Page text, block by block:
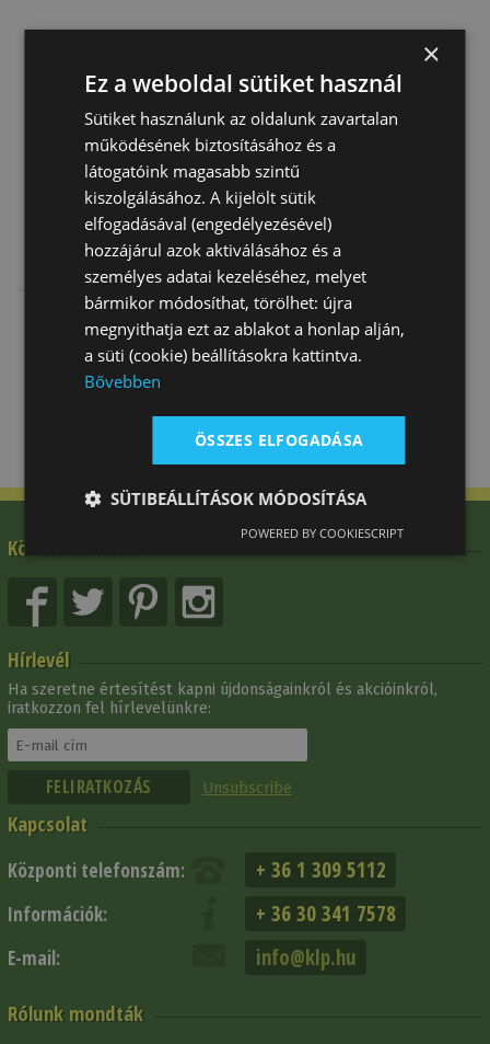
Kitűző Két
5 570 Ft
Kitűző
Díjszalag
Strasszal
3 420 Ft
Hajháló
Gyöngyökkel
4 240 Ft
Kövessen minket
Hírlevél
Ha szeretne értesítést kapni újdonságainkról és akcióinkról,
iratkozzon fel hírlevelünkre:
Unsubscribe
Kapcsolat
Központi telefonszám: + 36 1 309 5112
Információk: + 36 30 341 7578
E-mail: info@klp.hu
Rólunk mondták
×
Ez a weboldal sütiket használ
Sütiket használunk az oldalunk zavartalan
működésének biztosításához és a
látogatóink magasabb szintű
kiszolgálásához. A kijelölt sütik
elfogadásával (engedélyezésével)
hozzájárul azok aktiválásához és a
személyes adatai kezeléséhez, melyet
bármikor módosíthat, törölhet: újra
megnyithatja ezt az ablakot a honlap alján,
a süti (cookie) beállításokra kattintva.
Bővebben
ÖSSZES ELFOGADÁSA
SÜTIBEÁLLÍTÁSOK MÓDOSÍTÁSA
POWERED BY COOKIESCRIPT